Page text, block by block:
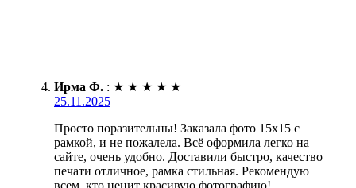
Ирма Ф. : ★ ★ ★ ★ ★
25.11.2025
Просто поразительны! Заказала фото 15х15 с
рамкой, и не пожалела. Всё оформила легко на
сайте, очень удобно. Доставили быстро, качество
печати отличное, рамка стильная. Рекомендую
всем, кто ценит красивую фотографию!